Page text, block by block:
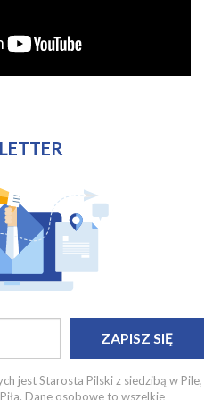
ZAPISZ SIĘ
jest Starosta Pilski z siedzibą w Pile,
Dane osobowe to wszelkie